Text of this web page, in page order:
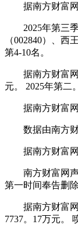
据南方财富网概
2025年第三季
（002840）、
第4-10名。
据南方财富网
元。 2025年第二。
据南方财富网概
数据由南方财
据南方财富网
南方财富网声
第一时间奉告删
据南方财富网概
7737。17万元。